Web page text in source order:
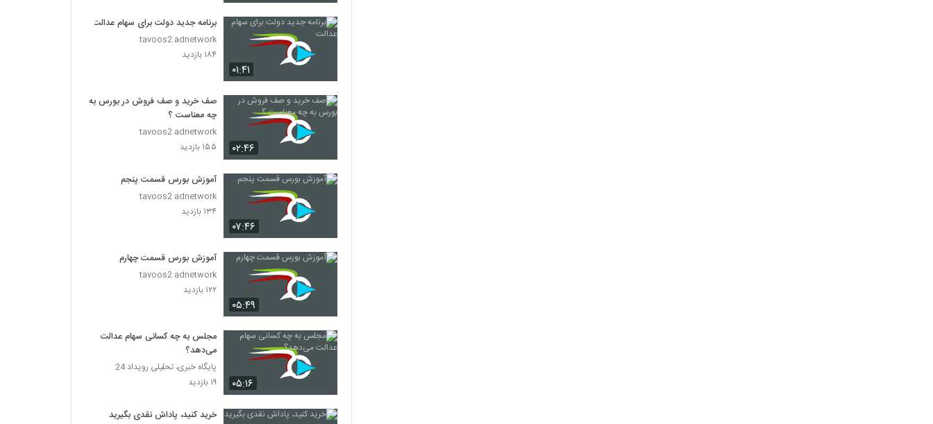
۰۱:۴۱
برنامه جدید دولت برای سهام عدالت
tavoos2 adnetwork
۱۸۴ بازدید
۰۲:۴۶
صف خرید و صف فروش در بورس به
چه معناست ؟
tavoos2 adnetwork
۱۵۵ بازدید
۰۷:۴۶
آموزش بورس قسمت پنجم
tavoos2 adnetwork
۱۳۴ بازدید
۰۵:۴۹
آموزش بورس قسمت چهارم
tavoos2 adnetwork
۱۲۲ بازدید
۰۵:۱۶
مجلس به چه کسانی سهام عدالت
می‌دهد؟
پایگاه خبری، تحلیلی رویداد 24
۱۹ بازدید
خرید کنید، پاداش نقدی بگیرید